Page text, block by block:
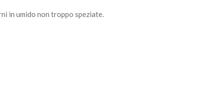
in umido non troppo speziate.